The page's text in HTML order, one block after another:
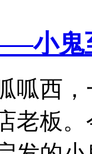
小鬼
呱西
老板